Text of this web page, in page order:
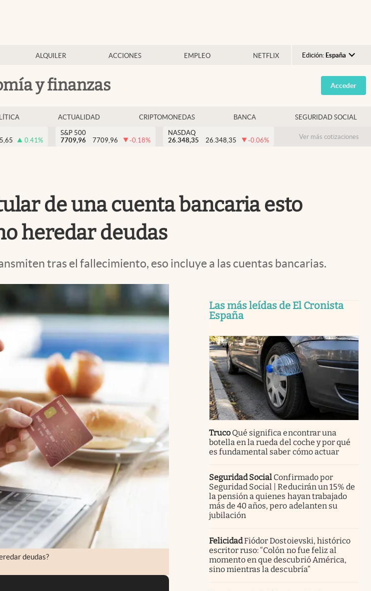
ALQUILER ACCIONES EMPLEO NETFLIX Edición: España
Argentina
España
USA
Colombia
y finanzas Acceder
ACTUALIDAD CRIPTOMONEDAS BANCA SEGURIDAD SOCIAL
0.41%
S&P 500
7709,96
7709,96 -0.18%
NASDAQ
26.348,35
26.348,35 -0.06% Ver más cotizaciones
de una cuenta bancaria esto
heredar deudas
tras el fallecimiento, eso incluye a las cuentas bancarias.
deudas?
Las más leídas de El Cronista
España
Truco Qué significa encontrar una
botella en la rueda del coche y por qué
es fundamental saber cómo actuar
Seguridad Social Confirmado por
Seguridad Social | Reducirán un 15% de
la pensión a quienes hayan trabajado
más de 40 años, pero adelanten su
jubilación
FelicidadFiódor Dostoievski, histórico
escritor ruso: “Colón no fue feliz al
momento en que descubrió América,
sino mientras la descubría”